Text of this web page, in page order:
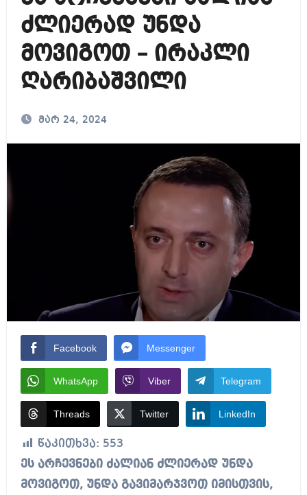
ძლიერად უნდა
მოვიგოთ – ირაკლი
ღარიბაშვილი
მარ 24, 2024
Facebook Messenger
WhatsApp Viber Telegram
Threads Twitter LinkedIn
წაკითხვა: 553
ეს არჩევნები ძალიან ძლიერად უნდა
მოვიგოთ, უნდა გავიმარჯვოთ იმისთვის,